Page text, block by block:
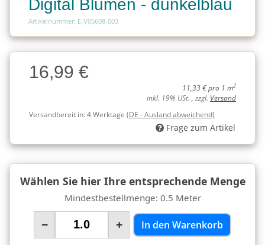
Digital Blumen - dunkelblau
Artikelnummer: E-V05608-003
Charge
Charge16,99 €
11,33 € pro 1 m2
inkl. 19% USt. , zzgl. Versand
Versandbereit in:4 Werktage (DE - Ausland abweichend)
Frage zum Artikel
Wählen Sie hier Ihre entsprechende Menge
Mindestbestellmenge: 0.5 Meter
− + In den Warenkorb